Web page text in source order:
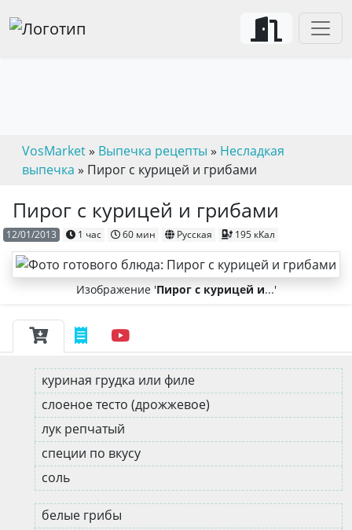
VosMarket» Выпечка рецепты » Несладкая
выпечка » Пирог с курицей и грибами
Пирог с курицей и грибами
12/01/2013 1 час 60 мин Русская 195 кКал
Изображение 'Пирог с курицей и...'
куриная грудка или филе
слоеное тесто (дрожжевое)
лук репчатый
специи по вкусу
соль
белые грибы